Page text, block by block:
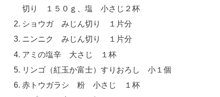
切り １５０ｇ、塩 小さじ２杯
ショウガ みじん切り １片分
ニンニク みじん切り １片分
アミの塩辛 大さじ １杯
リンゴ（紅玉か富士）すりおろし 小１個
赤トウガラシ 粉 小さじ １杯